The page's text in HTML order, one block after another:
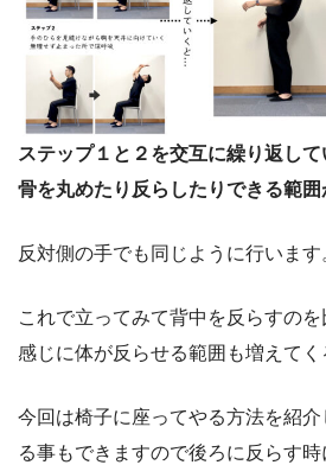
ステップ１と２を交互に繰り返し
骨を丸めたり反らしたりできる範囲
反対側の手でも同じように行います
これで立ってみて背中を反らすの
感じに体が反らせる範囲も増えてく
今回は椅子に座ってやる方法を紹
る事もできますので後ろに反らす